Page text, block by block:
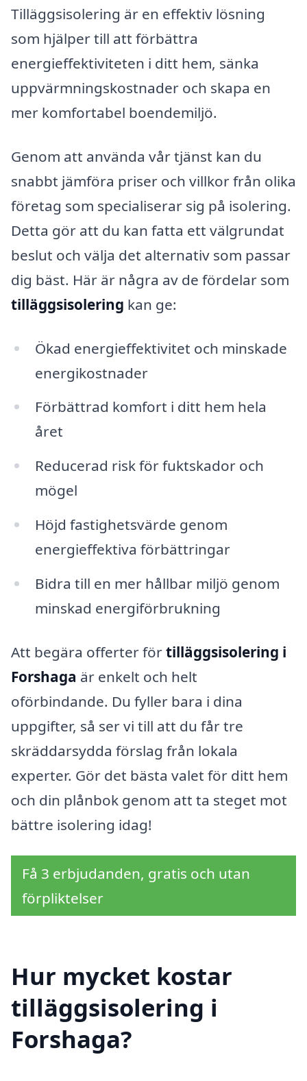
Tilläggsisolering är en effektiv lösning
som hjälper till att förbättra
energieffektiviteten i ditt hem, sänka
uppvärmningskostnader och skapa en
mer komfortabel boendemiljö.
Genom att använda vår tjänst kan du
snabbt jämföra priser och villkor från olika
företag som specialiserar sig på isolering.
Detta gör att du kan fatta ett välgrundat
beslut och välja det alternativ som passar
dig bäst. Här är några av de fördelar som
tilläggsisolering kan ge:
Ökad energieffektivitet och minskade
energikostnader
Förbättrad komfort i ditt hem hela
året
Reducerad risk för fuktskador och
mögel
Höjd fastighetsvärde genom
energieffektiva förbättringar
Bidra till en mer hållbar miljö genom
minskad energiförbrukning
Att begära offerter förtilläggsisolering i
Forshaga är enkelt och helt
oförbindande. Du fyller bara i dina
uppgifter, så ser vi till att du får tre
skräddarsydda förslag från lokala
experter. Gör det bästa valet för ditt hem
och din plånbok genom att ta steget mot
bättre isolering idag!
Få 3 erbjudanden, gratis och utan
förpliktelser
Hur mycket kostar
tilläggsisolering i
Forshaga?